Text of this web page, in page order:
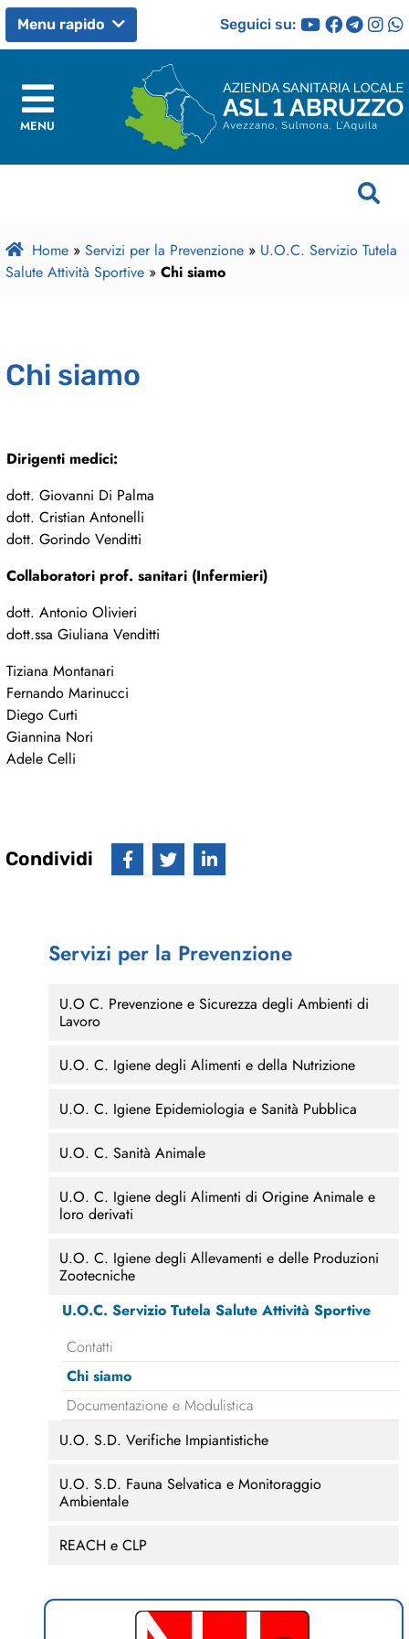
Menu rapido Seguici su:
MENU
Home » Servizi per la Prevenzione » U.O.C. Servizio Tutela
Salute Attività Sportive » Chi siamo
Chi siamo
Dirigenti medici:
dott. Giovanni Di Palma
dott. Cristian Antonelli
dott. Gorindo Venditti
Collaboratori prof. sanitari (Infermieri)
dott. Antonio Olivieri
dott.ssa Giuliana Venditti
Tiziana Montanari
Fernando Marinucci
Diego Curti
Giannina Nori
Adele Celli
Condividi
Servizi per la Prevenzione
U.O C. Prevenzione e Sicurezza degli Ambienti di
Lavoro
U.O. C. Igiene degli Alimenti e della Nutrizione
U.O. C. Igiene Epidemiologia e Sanità Pubblica
U.O. C. Sanità Animale
U.O. C. Igiene degli Alimenti di Origine Animale e
loro derivati
U.O. C. Igiene degli Allevamenti e delle Produzioni
Zootecniche
U.O.C. Servizio Tutela Salute Attività Sportive
Contatti
Chi siamo
Documentazione e Modulistica
U.O. S.D. Verifiche Impiantistiche
U.O. S.D. Fauna Selvatica e Monitoraggio
Ambientale
REACH e CLP